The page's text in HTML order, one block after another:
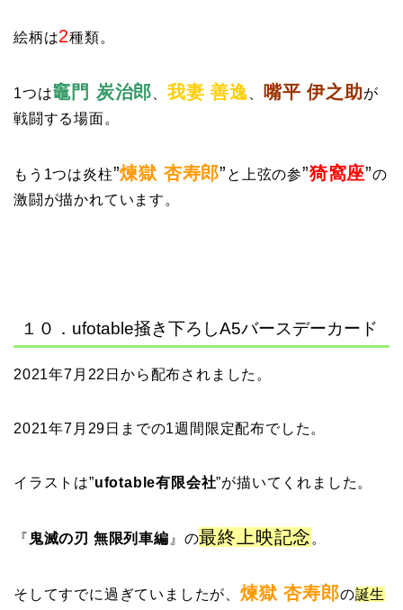
絵柄は2種類。
1つは竈門 炭治郎 、我妻 善逸 嘴平 伊之助が
戦闘する場面。
もう1つは炎柱”煉獄 杏寿郎” と上弦の参”猗窩座”の
激闘が描かれています。
１０．ufotable掻き下ろしA5バースデーカード
2021年7月22日から配布されました。
2021年7月29日までの1週間限定配布でした。
イラストは”ufotable有限会社”が描いてくれました。
『 鬼滅の刃 無限列車編 』の最終上映記念 。
そしてすでに過ぎていましたが、 煉獄 杏寿郎の誕生